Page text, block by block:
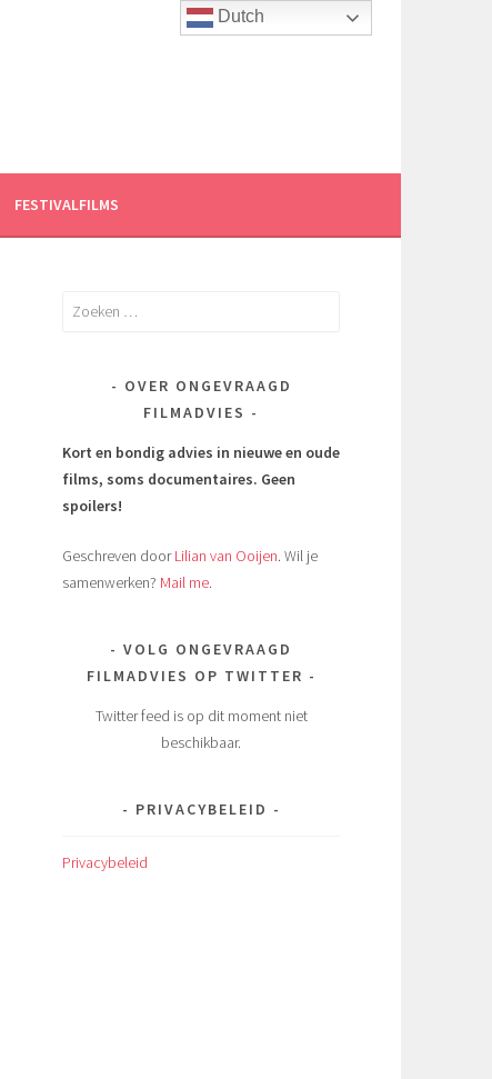
FESTIVALFILMS
Zoeken
OVER ONGEVRAAGD
FILMADVIES
Kort en bondig advies in nieuwe en oude
films, soms documentaires. Geen
spoilers!
Geschreven doorLilian van Ooijen. Wil je
samenwerken? Mail me.
VOLG ONGEVRAAGD
FILMADVIES OP TWITTER
Twitter feed is op dit moment niet
beschikbaar.
PRIVACYBELEID
Privacybeleid
Dutch